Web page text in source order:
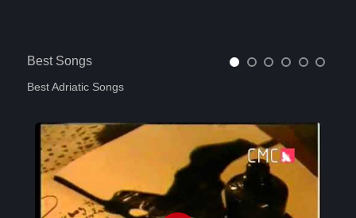
Best Songs
Best Adriatic Songs